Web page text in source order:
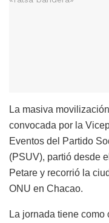
La masiva
convocada por la
Eventos del Partido
(PSUV), partió desde
Petare y recorrió la
ONU en Chacao.
La jornada tiene como